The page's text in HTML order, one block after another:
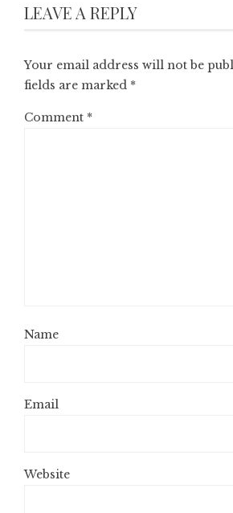
LEAVE A REPLY
Your email address will not be
fields are marked *
Comment *
Name
Email
Website